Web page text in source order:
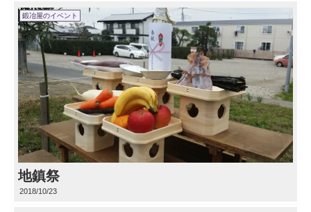
鍛冶屋のイベント
地鎮祭
2018/10/23